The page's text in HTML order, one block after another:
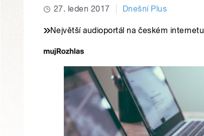
27. leden 2017 Dnešní Plus
Největší audioportál na českém internetu